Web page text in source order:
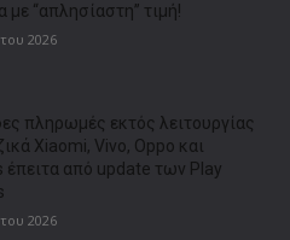
με “απλησίαστη” τιμή!
2026
πληρωμές εκτός λειτουργίας
Xiaomi, Vivo, Oppo και
έπειτα από update των Play
2026